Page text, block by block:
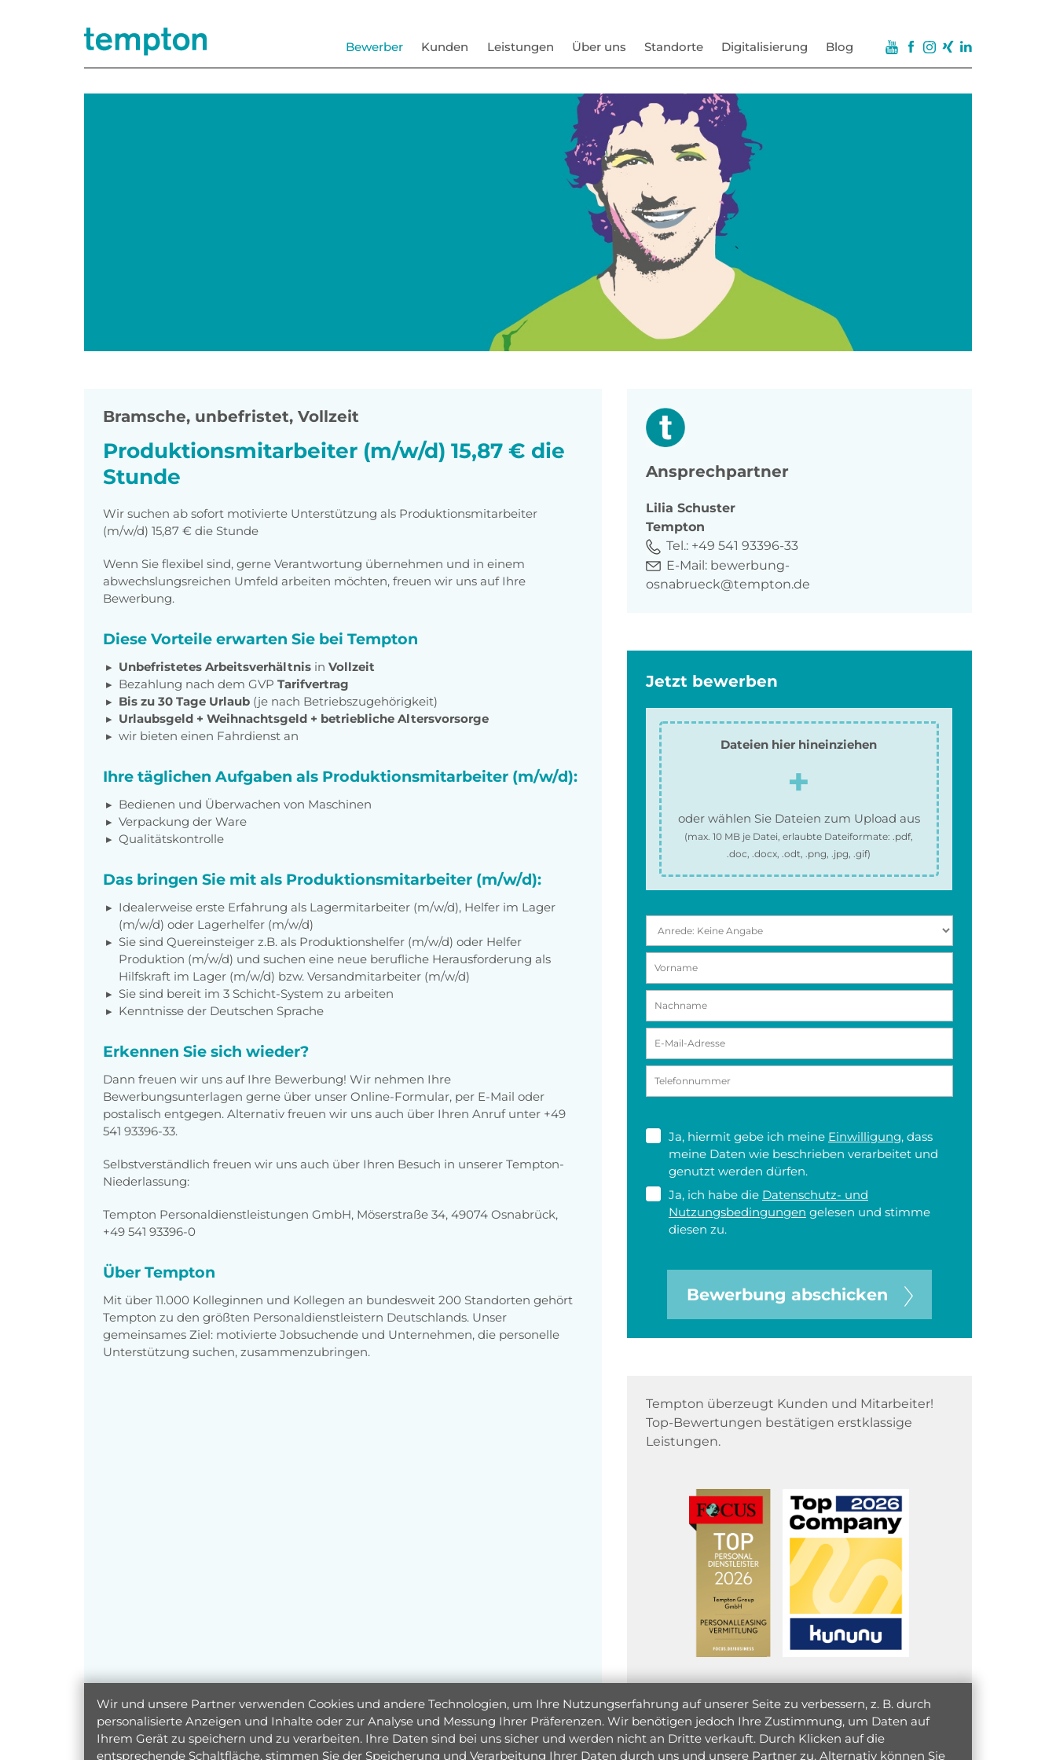
Bewerber Kunden Leistungen Über uns Standorte Digitalisierung Blog
Bramsche, unbefristet, Vollzeit
Produktionsmitarbeiter (m/w/d) 15,87 € die
Stunde
Wir suchen ab sofort motivierte Unterstützung als Produktionsmitarbeiter
(m/w/d) 15,87 € die Stunde
Wenn Sie flexibel sind, gerne Verantwortung übernehmen und in einem
abwechslungsreichen Umfeld arbeiten möchten, freuen wir uns auf Ihre
Bewerbung.
Diese Vorteile erwarten Sie bei Tempton
Unbefristetes Arbeitsverhältnis in Vollzeit
Bezahlung nach dem GVP Tarifvertrag
Bis zu 30 Tage Urlaub (je nach Betriebszugehörigkeit)
Urlaubsgeld + Weihnachtsgeld + betriebliche Altersvorsorge
wir bieten einen Fahrdienst an
Ihre täglichen Aufgaben als Produktionsmitarbeiter (m/w/d):
Bedienen und Überwachen von Maschinen
Verpackung der Ware
Qualitätskontrolle
Das bringen Sie mit als Produktionsmitarbeiter (m/w/d):
Idealerweise erste Erfahrung als Lagermitarbeiter (m/w/d), Helfer im Lager
(m/w/d) oder Lagerhelfer (m/w/d)
Sie sind Quereinsteiger z.B. als Produktionshelfer (m/w/d) oder Helfer
Produktion (m/w/d) und suchen eine neue berufliche Herausforderung als
Hilfskraft im Lager (m/w/d) bzw. Versandmitarbeiter (m/w/d)
Sie sind bereit im 3 Schicht-System zu arbeiten
Kenntnisse der Deutschen Sprache
Erkennen Sie sich wieder?
Dann freuen wir uns auf Ihre Bewerbung! Wir nehmen Ihre
Bewerbungsunterlagen gerne über unser Online-Formular, per E-Mail oder
postalisch entgegen. Alternativ freuen wir uns auch über Ihren Anruf unter +49
541 93396-33.
Selbstverständlich freuen wir uns auch über Ihren Besuch in unserer Tempton-
Niederlassung:
Tempton Personaldienstleistungen GmbH, Möserstraße 34, 49074 Osnabrück,
+49 541 93396-0
Über Tempton
Mit über 11.000 Kolleginnen und Kollegen an bundesweit 200 Standorten gehört
Tempton zu den größten Personaldienstleistern Deutschlands. Unser
gemeinsames Ziel: motivierte Jobsuchende und Unternehmen, die personelle
Unterstützung suchen, zusammenzubringen.
Ansprechpartner
Lilia Schuster
Tempton
Tel.: +49 541 93396-33
E-Mail: bewerbung-
osnabrueck@tempton.de
Jetzt bewerben
Dateien hier hineinziehen
oder wählen Sie Dateien zum Upload aus
(max.10 MB je Datei, erlaubte Dateiformate:.pdf,
.doc, .docx, .odt, .png, .jpg, .gif)
Ja, hiermit gebe ich meine Einwilligung, dass
meine Daten wie beschrieben verarbeitet und
genutzt werden dürfen.
Ja, ich habe die Datenschutz- und
Nutzungsbedingungen gelesen und stimme
diesen zu.
Bewerbung abschicken
Tempton überzeugt Kunden und Mitarbeiter!
Top-Bewertungen bestätigen erstklassige
Leistungen.
Wir und unsere Partner verwenden Cookies und andere Technologien, um Ihre Nutzungserfahrung auf unserer Seite zu verbessern, z. B. durch
personalisierte Anzeigen und Inhalte oder zur Analyse und Messung Ihrer Präferenzen. Wir benötigen jedoch Ihre Zustimmung, um Daten auf
Ihrem Gerät zu speichern und zu verarbeiten. Ihre Daten sind bei uns sicher und werden nicht an Dritte verkauft. Durch Klicken auf die
entsprechende Schaltfläche, stimmen Sie der Speicherung und Verarbeitung Ihrer Daten durch uns und unsere Partner zu. Alternativ können Sie